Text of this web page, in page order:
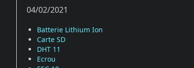
04/02/2021
Batterie Lithium Ion
Carte SD
DHT 11
Ecrou